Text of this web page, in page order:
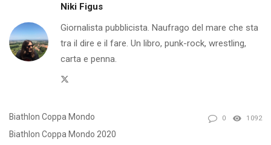
Niki Figus
Giornalista pubblicista. Naufrago del mare che sta
tra il dire e il fare. Un libro, punk-rock, wrestling,
carta e penna.
Biathlon Coppa Mondo
Biathlon Coppa Mondo 2020
0 1092